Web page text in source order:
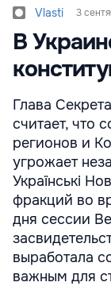
Vlasti 3
В
Глава
считает, что
регионов и
угрожает
Українські
фракций во
дня сессии
выработала
важным для